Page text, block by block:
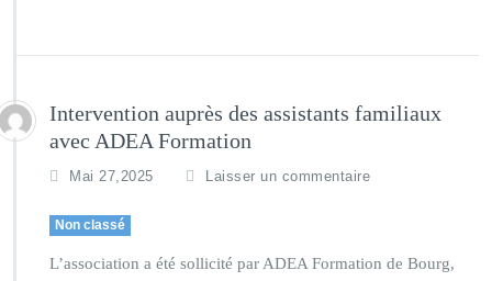
Intervention auprès des assistants familiaux
avec ADEA Formation
Mai 27,2025 Laisser un commentaire
Non classé
L’association a été sollicité par ADEA Formation de Bourg,